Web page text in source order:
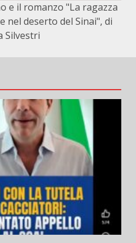
e il romanzo "La ragazza
nel deserto del Sinai", di
Silvestri